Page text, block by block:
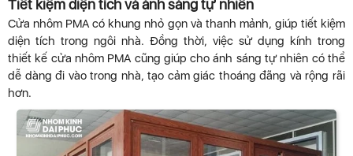
Tiết kiệm diện tích và ánh sáng tự nhiên
Cửa nhôm PMA có khung nhỏ gọn và thanh mảnh, giúp tiết kiệm
diện tích trong ngôi nhà. Đồng thời, việc sử dụng kính trong
thiết kế cửa nhôm PMA cũng giúp cho ánh sáng tự nhiên có thể
dễ dàng đi vào trong nhà, tạo cảm giác thoáng đãng và rộng rãi
hơn.